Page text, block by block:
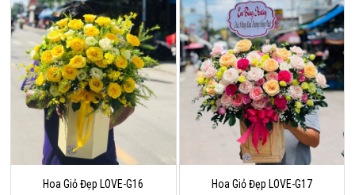
Hoa Giỏ Đẹp LOVE-G16 Hoa Giỏ Đẹp LOVE-G17